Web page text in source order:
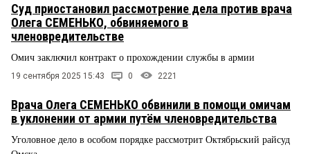
СТИЛЬ ЖИЗНИ
Суд приостановил рассмотрение дела против врача
Олега СЕМЕНЬКО, обвиняемого в
членовредительстве
Омич заключил контракт о прохождении службы в армии
19 сентября 2025 15:43 0 2221
Врача Олега СЕМЕНЬКО обвинили в помощи омичам
в уклонении от армии путём членовредительства
Уголовное дело в особом порядке рассмотрит Октябрьский райсуд